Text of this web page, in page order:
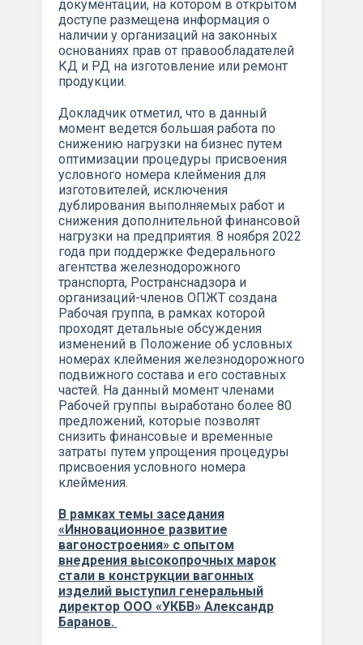
документации, на котором в открытом
доступе размещена информация о
наличии у организаций на законных
основаниях прав от правообладателей
КД и РД на изготовление или ремонт
продукции.
Докладчик отметил, что в данный
момент ведется большая работа по
снижению нагрузки на бизнес путем
оптимизации процедуры присвоения
условного номера клеймения для
изготовителей, исключения
дублирования выполняемых работ и
снижения дополнительной финансовой
нагрузки на предприятия. 8 ноября 2022
года при поддержке Федерального
агентства железнодорожного
транспорта, Ространснадзора и
организаций-членов ОПЖТ создана
Рабочая группа, в рамках которой
проходят детальные обсуждения
изменений в Положение об условных
номерах клеймения железнодорожного
подвижного состава и его составных
частей. На данный момент членами
Рабочей группы выработано более 80
предложений, которые позволят
снизить финансовые и временные
затраты путем упрощения процедуры
присвоения условного номера
клеймения.
В рамках темы заседания
«Инновационное развитие
вагоностроения» с опытом
внедрения высокопрочных марок
стали в конструкции вагонных
изделий выступил генеральный
директор ООО «УКБВ» Александр
Баранов.